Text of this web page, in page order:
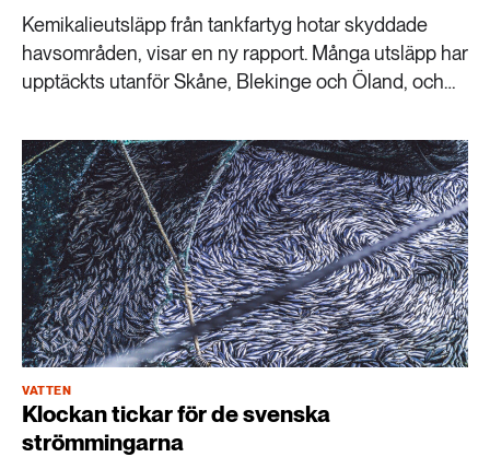
Kemikalieutsläpp från tankfartyg hotar skyddade
havsområden, visar en ny rapport. Många utsläpp har
upptäckts utanför Skåne, Blekinge och Öland, och
VATTEN
Klockan tickar för de svenska
strömmingarna